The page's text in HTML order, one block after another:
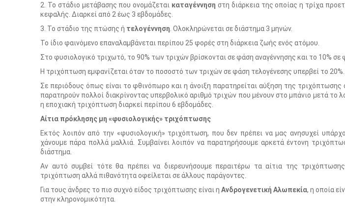
2. Το στάδιο μετάβασης που ονομάζεται καταγέννηση στη διάρκεια της οποίας η τρίχα
κεφαλής. Διαρκεί από 2 έως 3 εβδομάδες.
3. Το στάδιο της πτώσης ή τελογέννηση . Ολοκληρώνεται σε διάστημα 3 μηνών.
Το ίδιο φαινόμενο επαναλαμβάνεται περίπου 25 φορές στη διάρκεια ζωής ενός ατόμου.
Στο φυσιολογικό τριχωτό, το 90% των τριχών βρίσκονται σε φάση αναγέννησης και το 10% σε
Η τριχόπτωση εμφανίζεται όταν το ποσοστό των τριχών σε φάση τελογένεσης υπερβεί το 20%.
Σε περιόδους όπως είναι το φθινόπωρο και η άνοιξη παρατηρείται αύξηση της
παρατηρούν πολλοί διακρίνοντας υπερβολικό αριθμό τριχών που μένουν στο μπάνιο μετά το
η εποχιακή τριχόπτωση διαρκεί περίπου 6 εβδομάδες.
Αίτια πρόκλησης μη «φυσιολογικής» τριχόπτωσης
Εκτός λοιπόν από την «φυσιολογική» τριχόπτωση, που δεν πρέπει να μας ανησυχεί
χάνουμε πάρα πολλά μαλλιά. Συμβαίνει λοιπόν να παρατηρήσουμε αρκετά έντονη
διάστημα.
Αν αυτό συμβεί τότε θα πρέπει να διερευνήσουμε περαιτέρω τα αίτια της
τριχόπτωση αλλά πιθανότητα οφείλεται σε άλλους παράγοντες.
Για τους άνδρες το πιο συχνό είδος τριχόπτωσης είναι η Ανδρογενετική Αλωπεκία, η οποία
στην κληρονομικότητα.